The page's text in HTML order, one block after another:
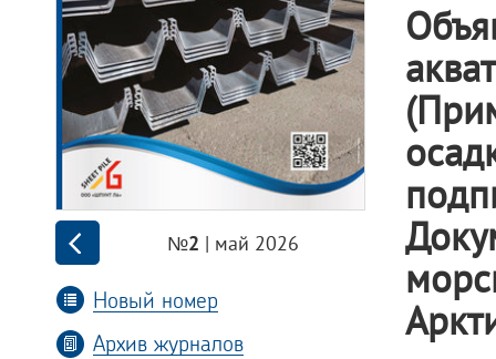
№2 | май 2026
Новый номер
Архив журналов